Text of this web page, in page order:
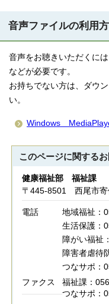
音声ファイルの利用
音声をお聴きいただくに
などが必要です。
お持ちでない方は、ダウ
い。
Windows
このページに関する
健康福祉部 福祉課
〒445-8501 西尾市寄
電話
地域福祉：
生活保護：
障がい福祉
障害者虐待
つなサポ：
ファクス
福祉課：
つなサポ：